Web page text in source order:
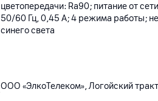
цветопередачи: Ra90; питание от
50/60 Гц, 0,45 А; 4 режима работы;
синего света
ООО «ЭлкоТелеком», Логойский